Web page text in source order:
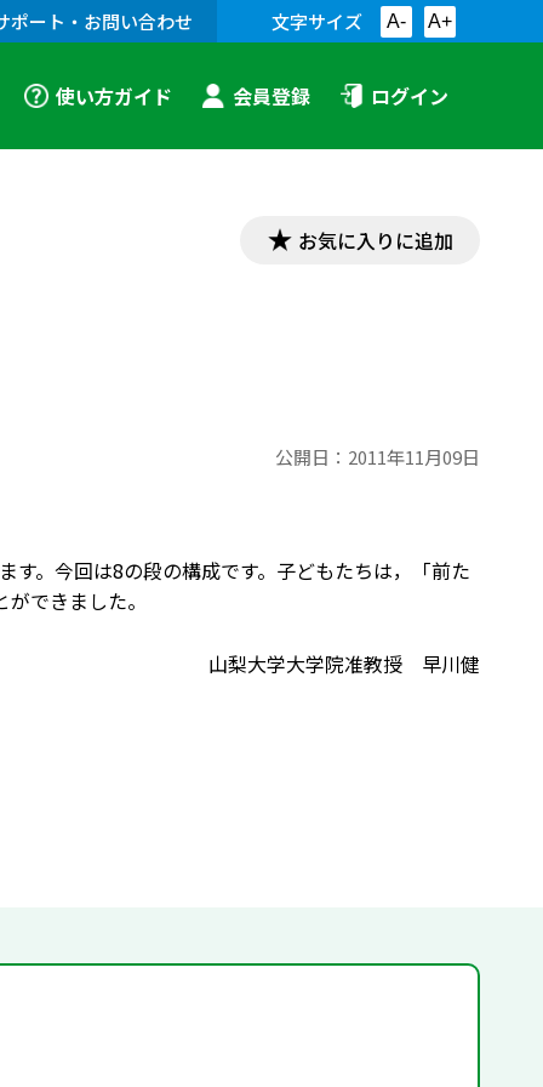
ポート・お問い合わせ 文字サイズ A- A+
使い方ガイド 会員登録 ログイン
お気に入りに追加
公開日： 2011年11月09日
。今回は8の段の構成です。子どもたちは，「前た
できました。
山梨大学大学院准教授 早川健